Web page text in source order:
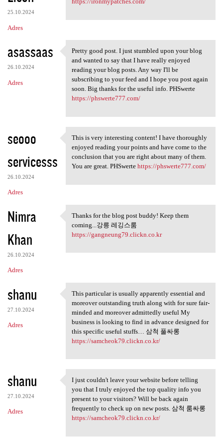
25.10.2024
Adres
asassaas
26.10.2024
Adres
Pretty good post. I just
Pretty good post. I just stumbled upon your blog
and wanted to say that I have really enjoyed
reading your blog posts. Any way I'll be
subscribing to your feed and I hope you post again
soon. Big thanks for the useful info. PHSwerte
https://phswerte777.com/
seooo
servicesss
26.10.2024
Adres
This is very interesting
This is very interesting content! I have thoroughly
enjoyed reading your points and have come to the
conclusion that you are right about many of them.
You are great. PHSwerte https://phswerte777.com/
Nimra
Khan
26.10.2024
Adres
Thanks for the blog post
Thanks for the blog post buddy! Keep them
coming...강릉 레깅스룸
https://gangneung79.clickn.co.kr
shanu
27.10.2024
Adres
This particular is usually
This particular is usually apparently essential and
moreover outstanding truth along with for sure fair-
minded and moreover admittedly useful My
business is looking to find in advance designed for
this specific useful stuffs… 삼척 풀싸롱
https://samcheok79.clickn.co.kr/
shanu
27.10.2024
Adres
I just couldn't leave your
I just couldn't leave your website before telling
you that I truly enjoyed the top quality info you
present to your visitors? Will be back again
frequently to check up on new posts. 삼척 룸싸롱
https://samcheok79.clickn.co.kr/